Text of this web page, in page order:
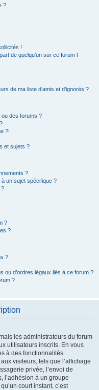
?
!
de quelqu’un sur ce forum !
de ma liste d’amis et d’ignorés ?
des forums ?
?!
et sujets ?
?
un sujet spécifique ?
?
?
?
?
ou d’ordres légaux liés à ce forum ?
?
les administrateurs du forum
utilisateurs inscrits. En vous
à des fonctionnalités
visiteurs, tels que l’affichage
privée, l’envoi de
l’adhésion à un groupe
court instant, c’est